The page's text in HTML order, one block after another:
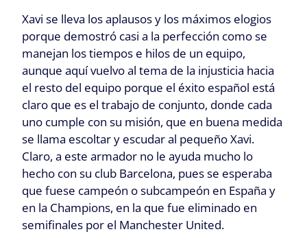
Xavi se lleva los aplausos y los máximos elogios
porque demostró casi a la perfección como se
manejan los tiempos e hilos de un equipo,
aunque aquí vuelvo al tema de la injusticia hacia
el resto del equipo porque el éxito español está
claro que es el trabajo de conjunto, donde cada
uno cumple con su misión, que en buena medida
se llama escoltar y escudar al pequeño Xavi.
Claro, a este armador no le ayuda mucho lo
hecho con su club Barcelona, pues se esperaba
que fuese campeón o subcampeón en España y
en la Champions, en la que fue eliminado en
semifinales por el Manchester United.